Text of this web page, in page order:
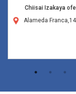
Chiisai Izakaya
Alameda